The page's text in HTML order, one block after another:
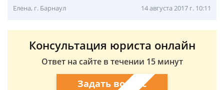
Елена, г. Барнаул 14 августа 2017 г. 10:11
Консультация юриста онлайн
Ответ на сайте в течении 15 минут
Задать вопрос